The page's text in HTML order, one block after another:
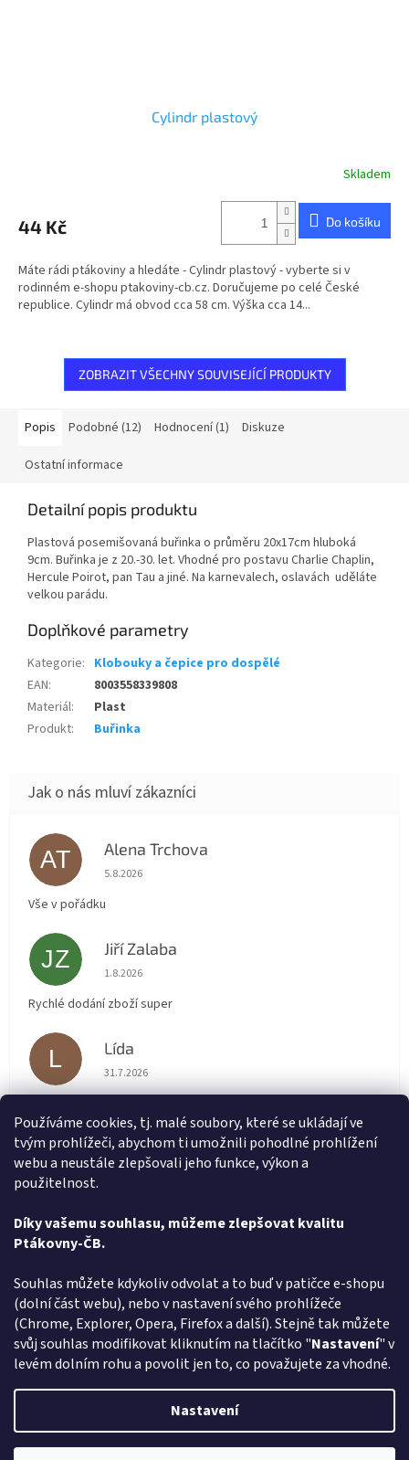
Používáme cookies, tj. malé soubory, které se ukládají ve
tvým prohlížeči, abychom ti umožnili pohodlné prohlížení
webu a neustále zlepšovali jeho funkce, výkon a
použitelnost.
Díky vašemu souhlasu, můžeme zlepšovat kvalitu
Ptákovny-ČB.
Souhlas můžete kdykoliv odvolat a to buď v patičce e-shopu
(dolní část webu), nebo v nastavení svého prohlížeče
(Chrome, Explorer, Opera, Firefox a další). Stejně tak můžete
svůj souhlas modifikovat kliknutím na tlačítko "Nastavení" v
levém dolním rohu a povolit jen to, co považujete za vhodné.
Nastavení
Cylindr plastový
Skladem
44 Kč Do košíku
Máte rádi ptákoviny a hledáte - Cylindr plastový - vyberte si v
rodinném e-shopu ptakoviny-cb.cz. Doručujeme po celé České
republice. Cylindr má obvod cca 58 cm. Výška cca 14...
ZOBRAZIT VŠECHNY SOUVISEJÍCÍ PRODUKTY
Popis Podobné (12) Hodnocení (1) Diskuze
Ostatní informace
Detailní popis produktu
Plastová posemišovaná buřinka o průměru 20x17cm hluboká
9cm. Buřinka je z 20.-30. let. Vhodné pro postavu Charlie Chaplin,
Hercule Poirot, pan Tau a jiné. Na karnevalech, oslavách uděláte
velkou parádu.
Doplňkové parametry
Kategorie: Klobouky a čepice pro dospělé
EAN:
8003558339808
Materiál:
Plast
Produkt: Buřinka
AT Alena Trchova
Hodnocení obchodu je 5 z 5 hvězdiček.
5.8.2026
Vše v pořádku
JZ Jiří Zalaba
Hodnocení obchodu je 5 z 5 hvězdiček.
1.8.2026
Rychlé dodání zboží super
L Lída
Hodnocení obchodu je 5 z 5 hvězdiček.
31.7.2026
RS renata svačinová
Hodnocení obchodu je 5 z 5 hvězdiček.
31.7.2026
Způsob ověřování recenzí
Copyright 2026Ptákoviny-CB. Všechna práva vyhrazena.Upravit